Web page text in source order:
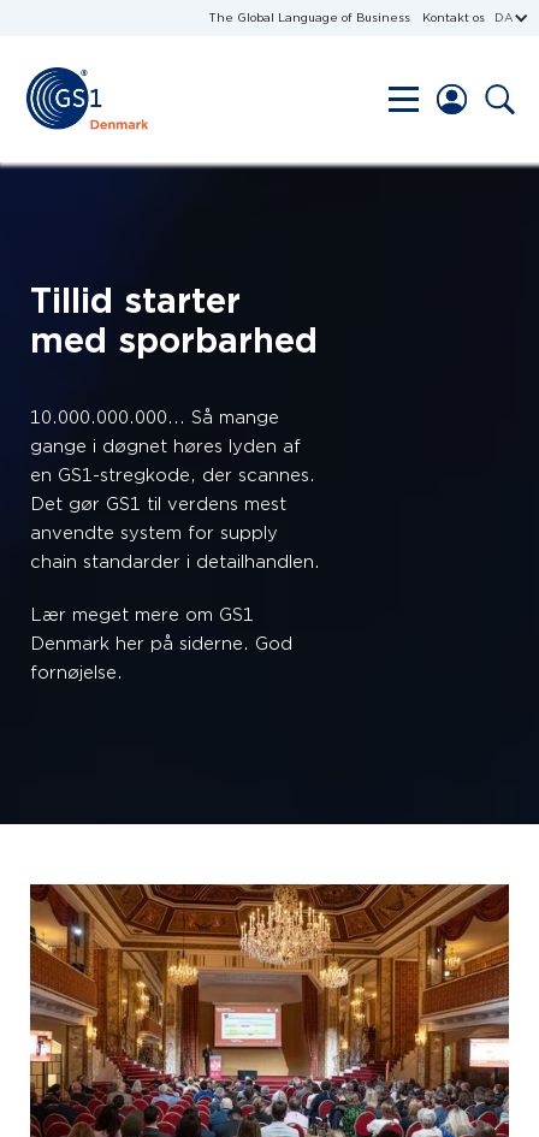
The Global Language of Business Kontakt os DA
Tillid starter
med sporbarhed
10.000.000.000... Så mange
gange i døgnet høres lyden af
en GS1-stregkode, der scannes.
Det gør GS1 til verdens mest
anvendte system for supply
chain standarder i detailhandlen.
Lær meget mere om GS1
Denmark her på siderne. God
fornøjelse.